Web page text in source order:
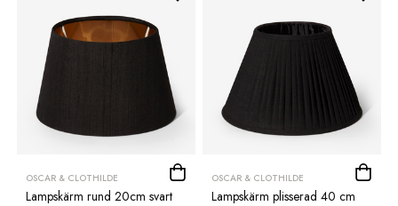
OSCAR & CLOTHILDE
Lampskärm rund 20cm svart
OSCAR & CLOTHILDE
Lampskärm plisserad 40 cm